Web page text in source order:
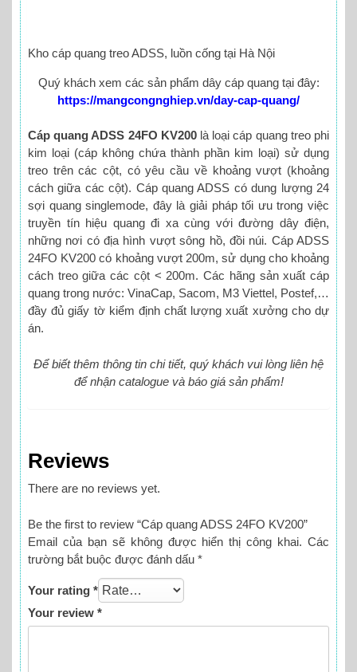
Kho cáp quang treo ADSS, luồn cống tại Hà Nội
Quý khách xem các sản phẩm dây cáp quang tại đây:
https://mangcongnghiep.vn/day-cap-quang/
Cáp quang ADSS 24FO KV200là loại cáp quang treo phi
kim loại (cáp không chứa thành phần kim loại) sử dụng
treo trên các cột, có yêu cầu về khoảng vượt (khoảng
cách giữa các cột). Cáp quang ADSS có dung lượng 24
sợi quang singlemode, đây là giải pháp tối ưu trong việc
truyền tín hiệu quang đi xa cùng với đường dây điện,
những nơi có địa hình vượt sông hồ, đồi núi. Cáp ADSS
24FO KV200 có khoảng vượt 200m, sử dụng cho khoảng
cách treo giữa các cột < 200m. Các hãng sản xuất cáp
quang trong nước: VinaCap, Sacom, M3 Viettel, Postef,…
đầy đủ giấy tờ kiểm định chất lượng xuất xưởng cho dự
án.
Để biết thêm thông tin chi tiết, quý khách vui lòng liên hệ
để nhận catalogue và báo giá sản phẩm!
Reviews
There are no reviews yet.
Be the first to review “Cáp quang ADSS 24FO KV200”
Email của bạn sẽ không được hiển thị công khai. Các
trường bắt buộc được đánh dấu *
Your rating *
Your review *